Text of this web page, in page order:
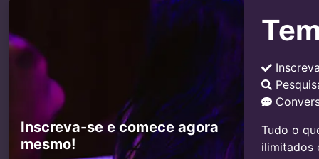
Inscreva-se e comece agora
mesmo!
Tudo o
ilimitados